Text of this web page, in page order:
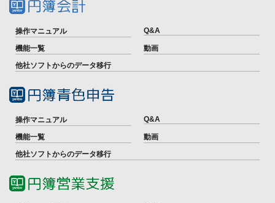
操作マニュアル Q&A
機能一覧
動画
他社ソフトからのデータ移行
操作マニュアル Q&A
機能一覧
動画
他社ソフトからのデータ移行